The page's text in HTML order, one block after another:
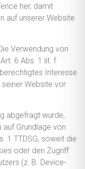
her, damit
auf unserer Website
Verwendung von
6 Abs. 1 lit. f
Interesse
Website vor
abgefragt wurde,
Grundlage von
1 TTDSG, soweit die
oder den Zugriff
(z. B. Device-